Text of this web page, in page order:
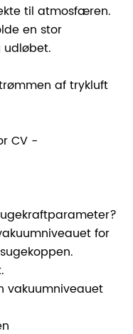
til atmosfæren.
en stor
udløbet.
af ​​trykluft
CV -
for
vakuumniveauet